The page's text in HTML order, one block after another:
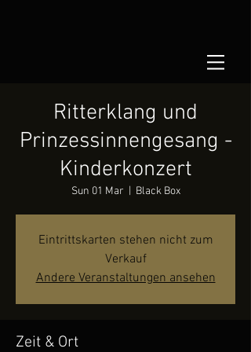
Ritterklang und
Prinzessinnengesang -
Kinderkonzert
Sun 01 Mar Black Box
Eintrittskarten stehen nicht zum
Verkauf
Andere Veranstaltungen ansehen
Zeit & Ort